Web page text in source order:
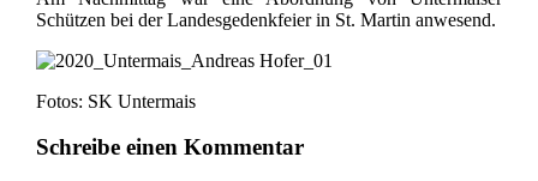
Schützen bei der Landesgedenkfeier in St. Martin anwesend.
Fotos: SK Untermais
Schreibe einen Kommentar